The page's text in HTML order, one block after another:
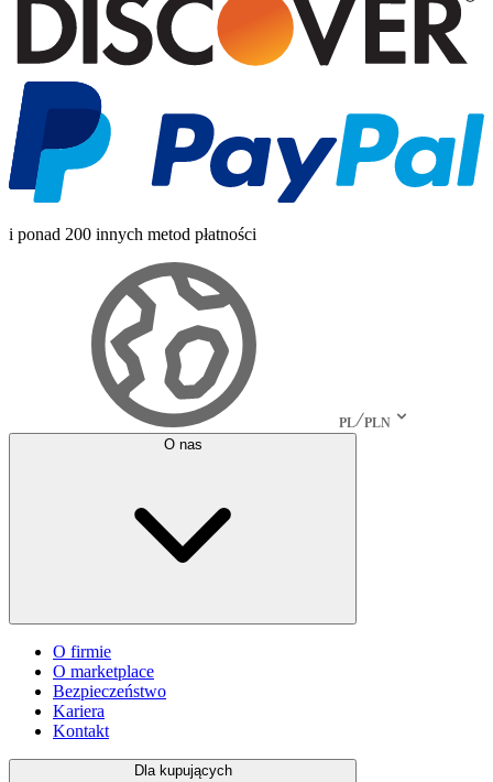
i ponad 200 innych metod płatności
PL PLN
O nas
O firmie
O marketplace
Bezpieczeństwo
Kariera
Kontakt
Dla kupujących